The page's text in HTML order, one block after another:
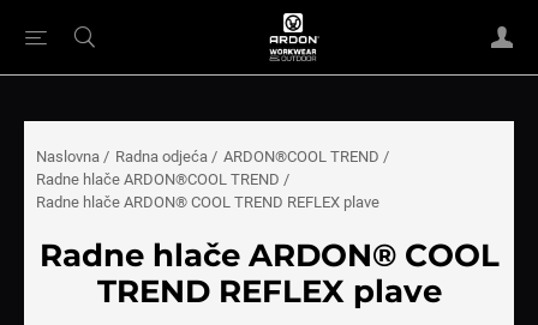
Naslovna / Radna odjeća / ARDON®COOL TREND /
Radne hlače ARDON®COOL TREND /
Radne hlače ARDON® COOL TREND REFLEX plave
Radne hlače ARDON® COOL
TREND REFLEX plave